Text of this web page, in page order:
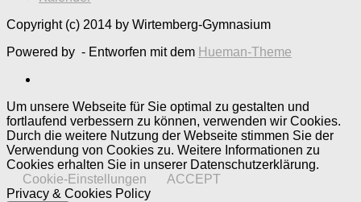
Copyright (c) 2014 by Wirtemberg-Gymnasium
Powered by - Entworfen mit dem Hueman-Theme
Um unsere Webseite für Sie optimal zu gestalten und
fortlaufend verbessern zu können, verwenden wir Cookies.
Durch die weitere Nutzung der Webseite stimmen Sie der
Verwendung von Cookies zu. Weitere Informationen zu
Cookies erhalten Sie in unserer Datenschutzerklärung.
Cookie-Einstellungen
ACCEPT
Privacy & Cookies Policy